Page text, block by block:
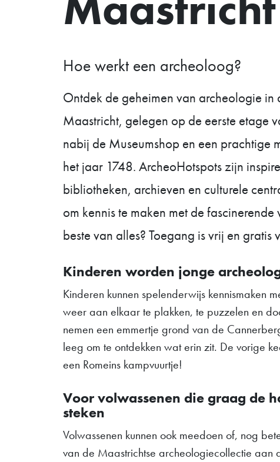
Hoe werkt een archeoloog?
Ontdek de geheimen van archeologie in
Maastricht, gelegen op de eerste etage
nabij de Museumshop en een prachtige
het jaar 1748. ArcheoHotspots zijn
bibliotheken, archieven en culturele
om kennis te maken met de
beste van alles? Toegang is vrij en gratis
Kinderen worden jonge
Kinderen kunnen spelenderwijs kennismaken
weer aan elkaar te plakken, te puzzelen en
nemen een emmertje grond van de
leeg om te ontdekken wat erin zit. De vorige
een Romeins kampvuurtje!
Voor volwassenen die graag de
steken
Volwassenen kunnen ook meedoen of, nog
van de Maastrichtse archeologiecollectie aan